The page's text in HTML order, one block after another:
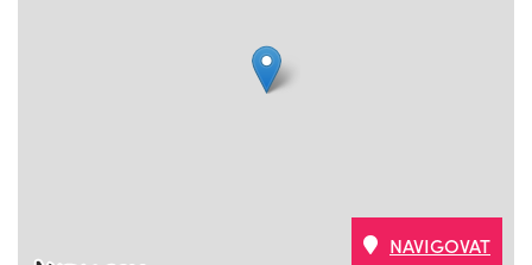
NAVIGOVAT